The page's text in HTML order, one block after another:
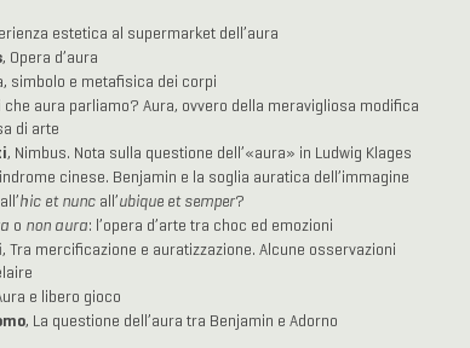
estetica al supermarket dell’aura
, Opera d’aura
simbolo e metafisica dei corpi
che aura parliamo? Aura, ovvero della meravigliosa modifica
di arte
, Nimbus. Nota sulla questione dell’«aura» in Ludwig Klages
cinese. Benjamin e la soglia auratica dell’immagine
hic et nuncall’ubique et semper?
o non aura: l’opera d’arte tra choc ed emozioni
, Tra mercificazione e auratizzazione. Alcune osservazioni
e libero gioco
, La questione dell’aura tra Benjamin e Adorno